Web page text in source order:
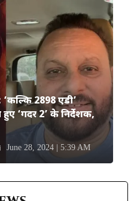
2898 एडी’
‘गदर 2’ के निर्देशक,
June 28, 2024 | 5:39 AM